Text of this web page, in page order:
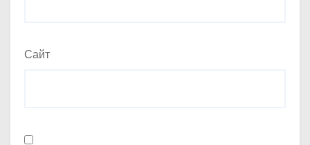
Сайт